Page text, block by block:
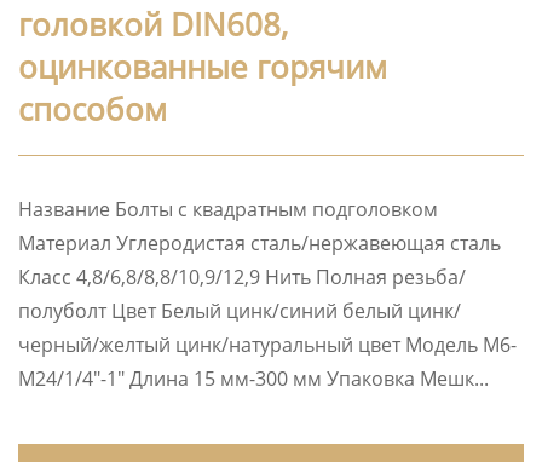
головкой DIN608,
оцинкованные горячим
способом
Название Болты с квадратным подголовком
Материал Углеродистая сталь/нержавеющая сталь
Класс 4,8/6,8/8,8/10,9/12,9 Нить Полная резьба/
полуболт Цвет Белый цинк/синий белый цинк/
черный/желтый цинк/натуральный цвет Модель M6-
M24/1/4″-1″ Длина 15 мм-300 мм Упаковка Мешк...